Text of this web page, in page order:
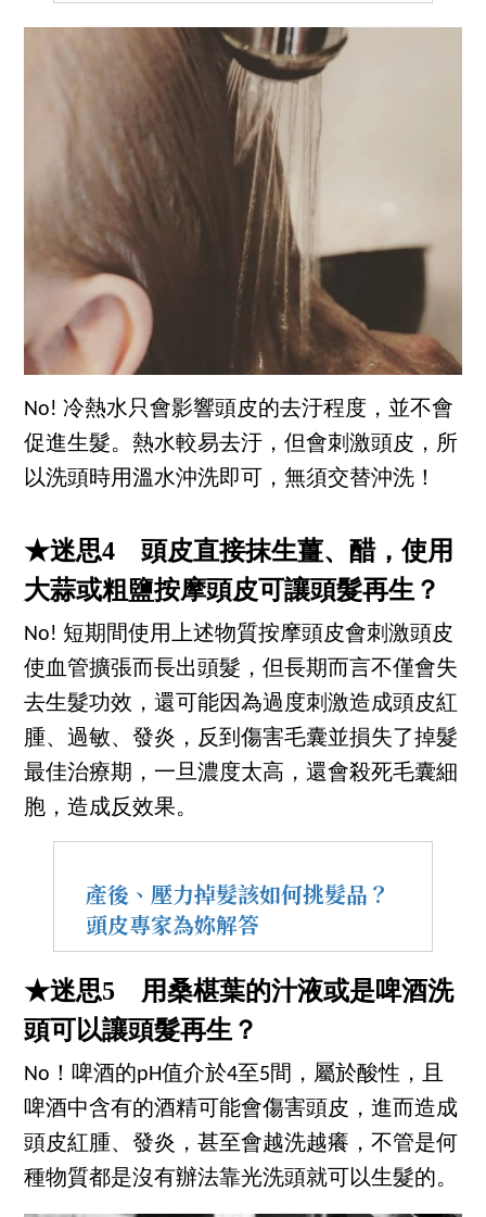
No! 冷熱水只會影響頭皮的去汙程度，並不會
促進生髮。熱水較易去汙，但會刺激頭皮，所
以洗頭時用溫水沖洗即可，無須交替沖洗！
★迷思4 頭皮直接抹生薑、醋，使用
大蒜或粗鹽按摩頭皮可讓頭髮再生？
No! 短期間使用上述物質按摩頭皮會刺激頭皮
使血管擴張而長出頭髮，但長期而言不僅會失
去生髮功效，還可能因為過度刺激造成頭皮紅
腫、過敏、發炎，反到傷害毛囊並損失了掉髮
最佳治療期，一旦濃度太高，還會殺死毛囊細
胞，造成反效果。
產後、壓力掉髮該如何挑髮品？
頭皮專家為妳解答
★迷思5 用桑椹葉的汁液或是啤酒洗
頭可以讓頭髮再生？
No！啤酒的pH值介於4至5間，屬於酸性，且
啤酒中含有的酒精可能會傷害頭皮，進而造成
頭皮紅腫、發炎，甚至會越洗越癢，不管是何
種物質都是沒有辦法靠光洗頭就可以生髮的。